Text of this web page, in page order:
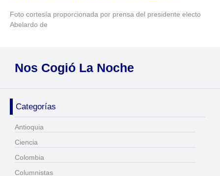
Foto cortesía proporcionada por prensa del presidente electo
Abelardo de
Nos Cogió La Noche
Categorías
Antioquia
Ciencia
Colombia
Columnistas